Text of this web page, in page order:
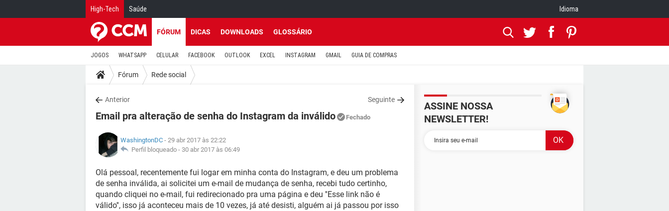
High-Tech Saúde Idioma
FÓRUM DICAS DOWNLOADS GLOSSÁRIO
JOGOS WHATSAPP CELULAR FACEBOOK OUTLOOK EXCEL INSTAGRAM GMAIL GUIA DE COMPRAS
Fórum Rede social
Anterior Seguinte
Email pra alteração de senha do Instagram da inválido Fechado
WashingtonDC - 29 abr 2017 às 22:22
Perfil bloqueado - 30 abr 2017 às 06:49
Olá pessoal, recentemente fui logar em minha conta do Instagram, e deu um problema
de senha inválida, ai solicitei um e-mail de mudança de senha, recebi tudo certinho,
quando cliquei no e-mail, fui redirecionado pra uma página e deu ''Esse link não é
válido'', isso já aconteceu mais de 10 vezes, já até desisti, alguém ai já passou por isso
ASSINE NOSSA
NEWSLETTER!